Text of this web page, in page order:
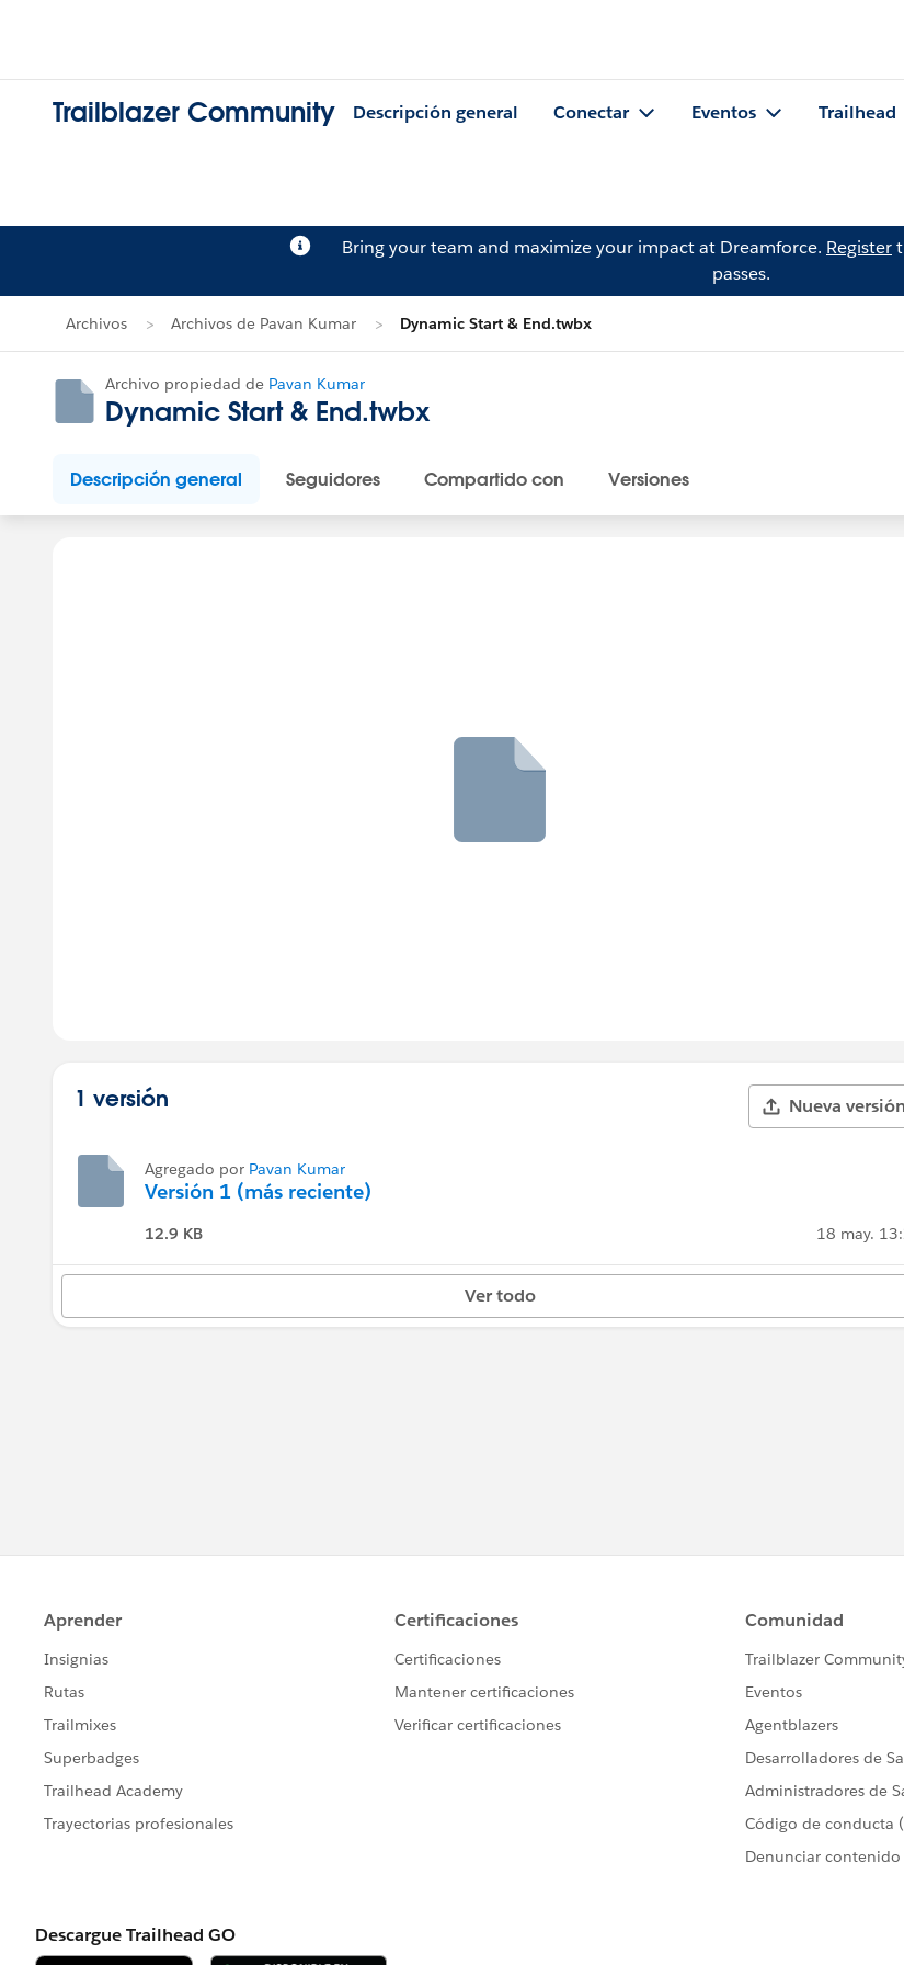
Trailblazer Community Descripción general Conectar Eventos Trailhead
Bring your team and maximize your impact at Dreamforce. Register
passes.
Archivos Archivos de Pavan Kumar Dynamic Start & End.twbx
Archivo propiedad de Pavan Kumar
Dynamic Start & End.twbx
Descripción general Seguidores Compartido con Versiones
1 versión Nueva versión
Agregado por Pavan Kumar
Versión 1 (más reciente)
12.9 KB 18 may.
Ver todo